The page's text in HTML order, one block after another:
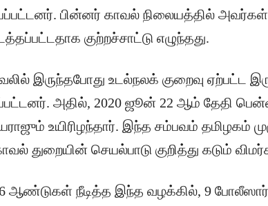
பின்னர் காவல் நிலையத்தில்
குற்றச்சாட்டு எழுந்தது.
இருந்தபோது உடல்நலக் குறைவு ஏற்பட்ட
அதில், 2020 ஜூன் 22 ஆம் தேதி
உயிரிழந்தார். இந்த சம்பவம் தமிழகம்
துறையின் செயல்பாடு குறித்து கடும்
ஆண்டுகள் நீடித்த இந்த வழக்கில், 9